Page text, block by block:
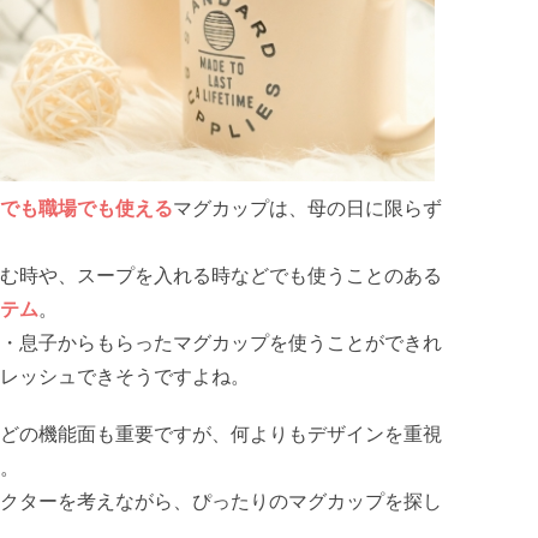
も職場でも使えるマグカップは、母の日に限らず
時や、スープを入れる時などでも使うことのある
ム。
息子からもらったマグカップを使うことができれ
ッシュできそうですよね。
の機能面も重要ですが、何よりもデザインを重視
ターを考えながら、ぴったりのマグカップを探し